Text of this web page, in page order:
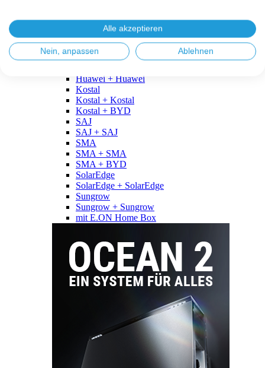
Fronius + BYD
GoodWe
GoodWe + GoodWe
GoodWe + BYD
Huawei + Huawei
Kostal
Kostal + Kostal
Kostal + BYD
SAJ
SAJ + SAJ
SMA
SMA + SMA
SMA + BYD
SolarEdge
SolarEdge + SolarEdge
Sungrow
Sungrow + Sungrow
mit E.ON Home Box
Alle akzeptieren
Nein, anpassen Ablehnen